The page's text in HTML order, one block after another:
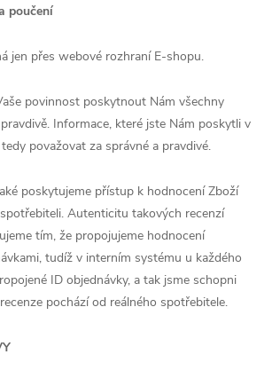
poučení
jen přes webové rozhraní E-shopu.
povinnost poskytnout Nám všechny
Informace, které jste Nám poskytli v
považovat za správné a pravdivé.
poskytujeme přístup k hodnocení Zboží
Autenticitu takových recenzí
tím, že propojujeme hodnocení
tudíž v interním systému u každého
ID objednávky, a tak jsme schopni
pochází od reálného spotřebitele.